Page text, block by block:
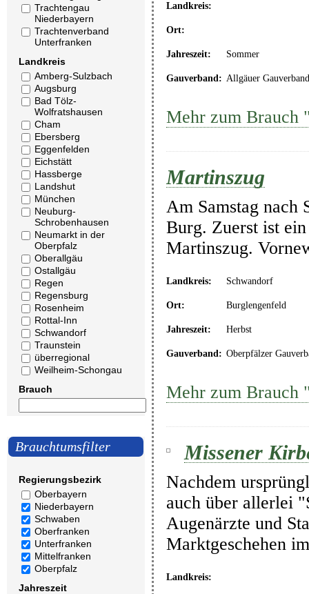
Trachtengau
Niederbayern
Trachtenverband
Unterfranken
Landkreis
Amberg-Sulzbach
Augsburg
Bad Tölz-
Wolfratshausen
Cham
Ebersberg
Eggenfelden
Eichstätt
Hassberge
Landshut
München
Neuburg-
Schrobenhausen
Neumarkt in der
Oberpfalz
Oberallgäu
Ostallgäu
Regen
Regensburg
Rosenheim
Rottal-Inn
Schwandorf
Traunstein
überregional
Weilheim-Schongau
Brauch
Brauchtumsfilter
Regierungsbezirk
Oberbayern
Niederbayern
Schwaben
Oberfranken
Unterfranken
Mittelfranken
Oberpfalz
Jahreszeit
Landkreis:
Ort:
Jahreszeit: Sommer
Gauverband: Allgäuer Gauverband
Mehr zum Brauch
Martinszug
Am Samstag
Burg. Zuerst ist
Martinszug.
Landkreis: Schwandorf
Ort: Burglengenfeld
Jahreszeit: Herbst
Gauverband: Oberpfälzer
Mehr zum Brauch
Missener
Nachdem
auch über allerlei
Augenärzte und
Marktgeschehen
Landkreis: